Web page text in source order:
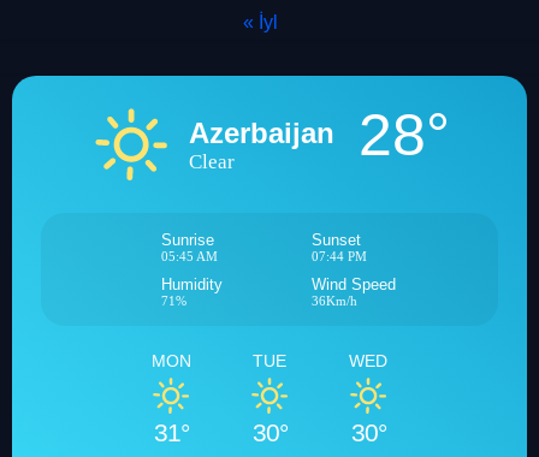
« İyl
Azerbaijan
Clear 28°
Sunrise
05:45 AM
Sunset
07:44 PM
Humidity
71%
Wind Speed
36Km/h
MON
31°
TUE
30°
WED
30°